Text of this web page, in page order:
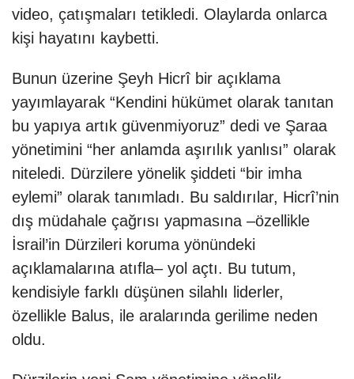
video, çatışmaları tetikledi. Olaylarda onlarca
kişi hayatını kaybetti.
Bunun üzerine Şeyh Hicrî bir açıklama
yayımlayarak “Kendini hükümet olarak tanıtan
bu yapıya artık güvenmiyoruz” dedi ve Şaraa
yönetimini “her anlamda aşırılık yanlısı” olarak
niteledi. Dürzilere yönelik şiddeti “bir imha
eylemi” olarak tanımladı. Bu saldırılar, Hicrî’nin
dış müdahale çağrısı yapmasına –özellikle
İsrail’in Dürzileri koruma yönündeki
açıklamalarına atıfla– yol açtı. Bu tutum,
kendisiyle farklı düşünen silahlı liderler,
özellikle Balus, ile aralarında gerilime neden
oldu.